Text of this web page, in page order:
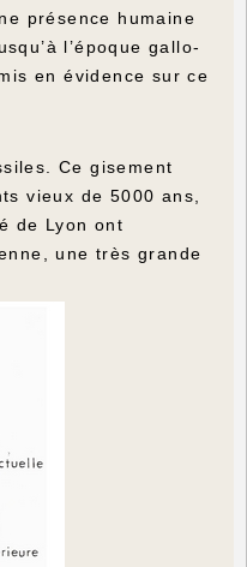
présence humaine
l’époque gallo-
en évidence sur ce
Ce gisement
vieux de 5000 ans,
de Lyon ont
une très grande